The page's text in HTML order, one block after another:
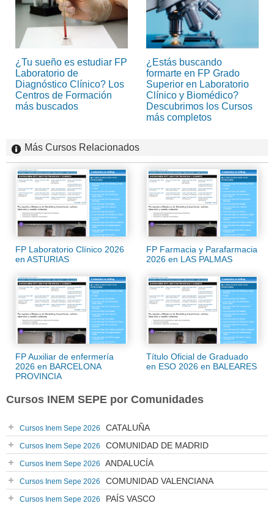
¿Tu sueño es estudiar FP
Laboratorio de
Diagnóstico Clínico? Los
Centros de Formación
más buscados
¿Estás buscando
formarte en FP Grado
Superior en Laboratorio
Clínico y Biomédico?
Descubrimos los Cursos
más completos
Más Cursos Relacionados
FP Laboratorio Clínico 2026
en ASTURIAS
FP Farmacia y Parafarmacia
2026 en LAS PALMAS
FP Auxiliar de enfermería
2026 en BARCELONA
PROVINCIA
Título Oficial de Graduado
en ESO 2026 en BALEARES
Cursos INEM SEPE por Comunidades
Cursos Inem Sepe 2026 CATALUÑA
Cursos Inem Sepe 2026 COMUNIDAD DE MADRID
Cursos Inem Sepe 2026 ANDALUCÍA
Cursos Inem Sepe 2026 COMUNIDAD VALENCIANA
Cursos Inem Sepe 2026 PAÍS VASCO